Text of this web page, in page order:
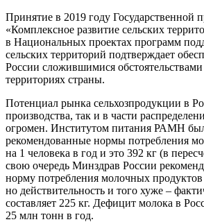
Принятие в 2019 году Государственной
«Комплексное развитие сельских
в Национальных проектах программ
сельских территорий подтверждает
России сложившимися обстоятельствами
территориях страны.
Потенциал рынка сельхозпродукции в
производства, так и в части
огромен. Институтом питания РАМН
рекомендованные нормы потребления
на 1 человека в год и это 392 кг (в
свою очередь Минздрав России
норму потребления молочных продуктов
но действительность и того хуже –
составляет 225 кг. Дефицит молока в
25 млн тонн в год.